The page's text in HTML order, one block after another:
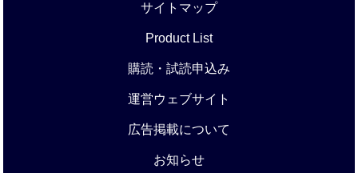
サイトマップ
Product List
購読・試読申込み
運営ウェブサイト
広告掲載について
お知らせ